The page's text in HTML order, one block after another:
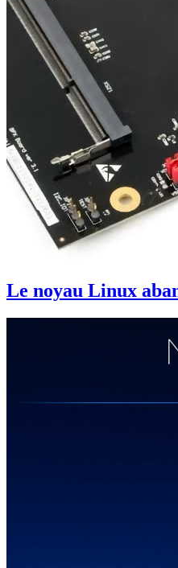
Le noyau Linux